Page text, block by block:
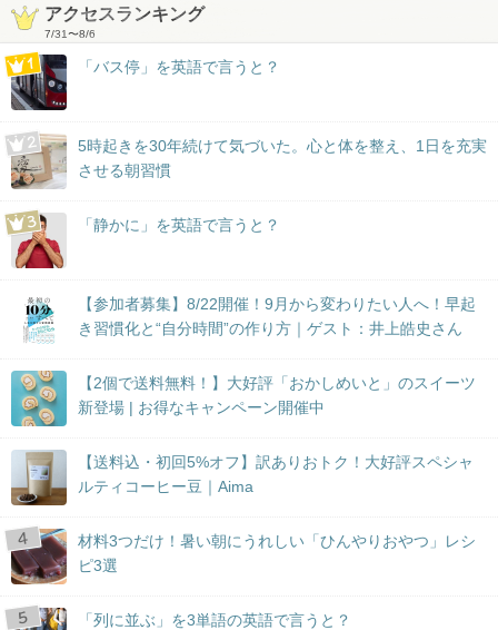
アクセスランキング
7/31〜8/6
「バス停」を英語で言うと？
5時起きを30年続けて気づいた。心と体を整え、1日を充実
させる朝習慣
「静かに」を英語で言うと？
【参加者募集】8/22開催！9月から変わりたい人へ！早起
き習慣化と“自分時間”の作り方｜ゲスト：井上皓史さん
【2個で送料無料！】大好評「おかしめいと」のスイーツ
新登場 | お得なキャンペーン開催中
【送料込・初回5%オフ】訳ありおトク！大好評スペシャ
ルティコーヒー豆｜Aima
材料3つだけ！暑い朝にうれしい「ひんやりおやつ」レシ
ピ3選
「列に並ぶ」を3単語の英語で言うと？